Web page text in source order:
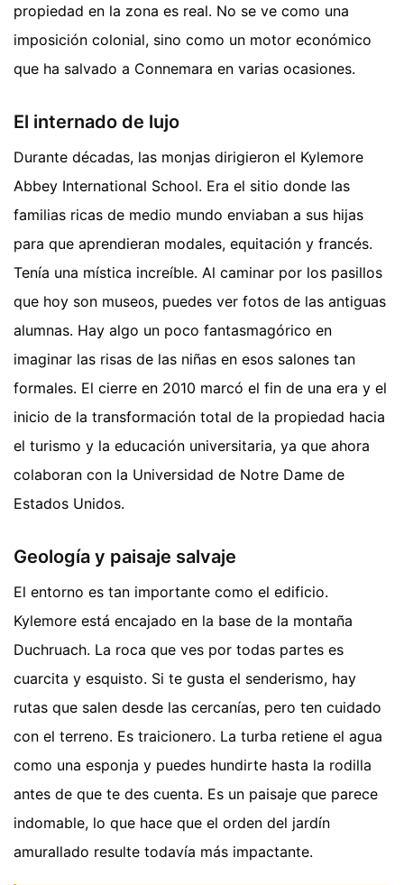
propiedad en la zona es real. No se ve como una
imposición colonial, sino como un motor económico
que ha salvado a Connemara en varias ocasiones.
El internado de lujo
Durante décadas, las monjas dirigieron el Kylemore
Abbey International School. Era el sitio donde las
familias ricas de medio mundo enviaban a sus hijas
para que aprendieran modales, equitación y francés.
Tenía una mística increíble. Al caminar por los pasillos
que hoy son museos, puedes ver fotos de las antiguas
alumnas. Hay algo un poco fantasmagórico en
imaginar las risas de las niñas en esos salones tan
formales. El cierre en 2010 marcó el fin de una era y el
inicio de la transformación total de la propiedad hacia
el turismo y la educación universitaria, ya que ahora
colaboran con la Universidad de Notre Dame de
Estados Unidos.
Geología y paisaje salvaje
El entorno es tan importante como el edificio.
Kylemore está encajado en la base de la montaña
Duchruach. La roca que ves por todas partes es
cuarcita y esquisto. Si te gusta el senderismo, hay
rutas que salen desde las cercanías, pero ten cuidado
con el terreno. Es traicionero. La turba retiene el agua
como una esponja y puedes hundirte hasta la rodilla
antes de que te des cuenta. Es un paisaje que parece
indomable, lo que hace que el orden del jardín
amurallado resulte todavía más impactante.